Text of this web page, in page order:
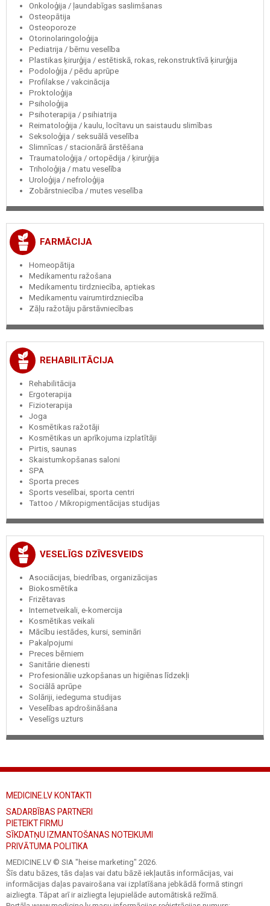
Onkoloģija / ļaundabīgas saslimšanas
Osteopātija
Osteoporoze
Otorinolaringoloģija
Pediatrija / bērnu veselība
Plastikas ķirurģija / estētiskā, rokas, rekonstruktīvā ķirurģija
Podoloģija / pēdu aprūpe
Profilakse / vakcinācija
Proktoloģija
Psiholoģija
Psihoterapija / psihiatrija
Reimatoloģija / kaulu, locītavu un saistaudu slimības
Seksoloģija / seksuālā veselība
Slimnīcas / stacionārā ārstēšana
Traumatoloģija / ortopēdija / ķirurģija
Triholoģija / matu veselība
Uroloģija / nefroloģija
Zobārstniecība / mutes veselība
FARMĀCIJA
Homeopātija
Medikamentu ražošana
Medikamentu tirdzniecība, aptiekas
Medikamentu vairumtirdzniecība
Zāļu ražotāju pārstāvniecības
REHABILITĀCIJA
Rehabilitācija
Ergoterapija
Fizioterapija
Joga
Kosmētikas ražotāji
Kosmētikas un aprīkojuma izplatītāji
Pirtis, saunas
Skaistumkopšanas saloni
SPA
Sporta preces
Sports veselībai, sporta centri
Tattoo / Mikropigmentācijas studijas
VESELĪGS DZĪVESVEIDS
Asociācijas, biedrības, organizācijas
Biokosmētika
Frizētavas
Internetveikali, e-komercija
Kosmētikas veikali
Mācību iestādes, kursi, semināri
Pakalpojumi
Preces bērniem
Sanitārie dienesti
Profesionālie uzkopšanas un higiēnas līdzekļi
Sociālā aprūpe
Solāriji, iedeguma studijas
Veselības apdrošināšana
Veselīgs uzturs
MEDICINE.LV KONTAKTI
SADARBĪBAS PARTNERI
PIETEIKT FIRMU
SĪKDATŅU IZMANTOŠANAS NOTEIKUMI
PRIVĀTUMA POLITIKA
MEDICINE.LV © SIA "heise marketing" 2026.
Šīs datu bāzes, tās daļas vai datu bāzē iekļautās informācijas, vai
informācijas daļas pavairošana vai izplatīšana jebkādā formā stingri
aizliegta. Tāpat arī ir aizliegta lejupielāde automātiskā režīmā.